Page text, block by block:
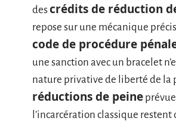
descrédits de réduction
repose sur une mécanique
code de procédure
une sanction avec un bracelet
nature privative de liberté de la
réductions de peine
l’incarcération classique restent